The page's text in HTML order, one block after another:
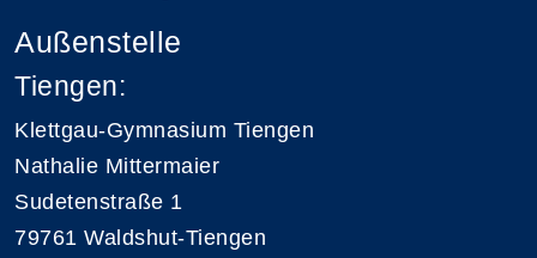
Außenstelle
Tiengen:
Klettgau-Gymnasium Tiengen
Nathalie Mittermaier
Sudetenstraße 1
79761 Waldshut-Tiengen